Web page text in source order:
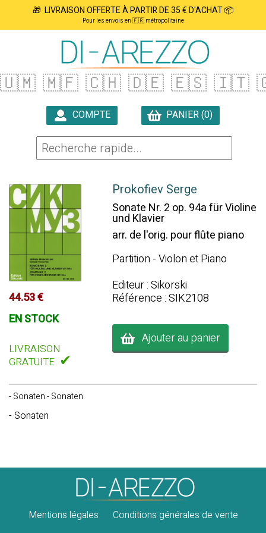
🎁 LIVRAISON OFFERTE À PARTIR DE 35 € D'ACHAT 📦
Pour les envois en 🇫🇷 métropolitaine
🇺🇲 🇲🇫 🇨🇭 🇩🇪 🇪🇸 🇮🇹
COMPTE
PANIER (0)
44.53 €
EN STOCK
LIVRAISON
GRATUITE ✔
Prokofiev Serge
Sonate Nr. 2 op. 94a für Violine
und Klavier
arr. de l'orig. pour flûte piano
Partition - Violon et Piano
Editeur : Sikorski
Référence : SIK2108
Ajouter au panier
- Sonaten - Sonaten
- Sonaten
Mentions légales Conditions générales de vente